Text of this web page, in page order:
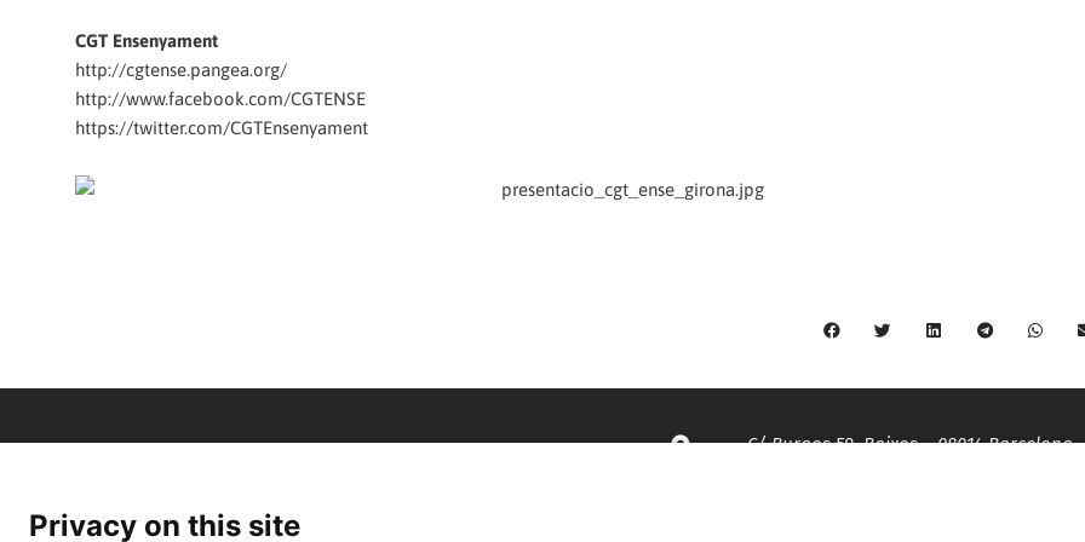
CGT Ensenyament
http://cgtense.pangea.org/
http://www.facebook.com/CGTENSE
https://twitter.com/CGTEnsenyament
C/ Burgos 59, Baixos – 08014 Barcelona
Privacy on this site